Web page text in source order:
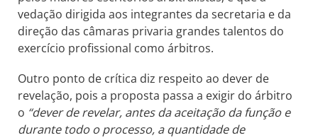
vedação dirigida aos integrantes da secretaria e da
direção das câmaras privaria grandes talentos do
exercício profissional como árbitros.
Outro ponto de crítica diz respeito ao dever de
revelação, pois a proposta passa a exigir do árbitro
o “dever de revelar, antes da aceitação da função e
durante todo o processo, a quantidade de